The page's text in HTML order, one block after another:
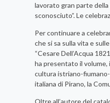
lavorato gran parte
sconosciuto”. Le
Per continuare a
che si sa sulla vita e
“Cesare Dell’Acqua
ha presentato il
cultura istriano-
italiana di Pirano, la
Oltre all’autore del